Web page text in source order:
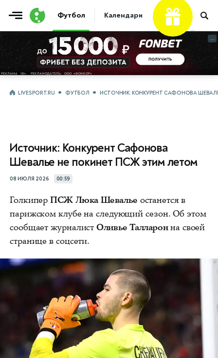
Футбол Календари Таблицы Матчи
...
...
LIVESPORT.RU ФУТБОЛ ИСТОЧНИК: КОНКУРЕНТ САФОНОВА
Источник: Конкурент Сафонова
Шевалье не покинет ПСЖ этим летом
08 ИЮЛЯ 2026 00:59
ГолкиперПСЖ Люка Шевалье останется в
парижском клубе на следующий сезон. Об этом
сообщает журналистОливье Талларонна своей
странице в соцсети.